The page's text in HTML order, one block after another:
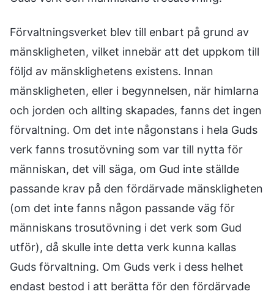
Förvaltningsverket blev till enbart på grund av
mänskligheten, vilket innebär att det uppkom till
följd av mänsklighetens existens. Innan
mänskligheten, eller i begynnelsen, när himlarna
och jorden och allting skapades, fanns det ingen
förvaltning. Om det inte någonstans i hela Guds
verk fanns trosutövning som var till nytta för
människan, det vill säga, om Gud inte ställde
passande krav på den fördärvade mänskligheten
(om det inte fanns någon passande väg för
människans trosutövning i det verk som Gud
utför), då skulle inte detta verk kunna kallas
Guds förvaltning. Om Guds verk i dess helhet
endast bestod i att berätta för den fördärvade